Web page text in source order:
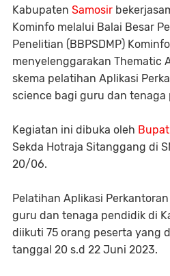
Kabupaten Samosir
Kominfo melalui Balai Besar
Penelitian (BBPSDMP)
menyelenggarakan Thematic
skema pelatihan Aplikasi
science bagi guru dan tenaga
Kegiatan ini dibuka oleh
Sekda Hotraja Sitanggang di
20/06.
Pelatihan Aplikasi
guru dan tenaga pendidik di
diikuti 75 orang peserta yang
tanggal 20 s.d 22 Juni 2023.